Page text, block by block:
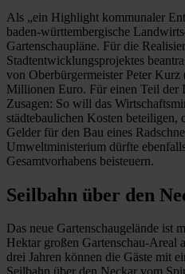
Als „ein Highlight kommunaler
baden-württembergische
Gartenschaupläne. Für die
Stadtentwicklungsprojektes
von Oberbürgermeister Peter
Millionen Euro. Für einen Teil der
Zusagen: So will das
städtebaulichen Kosten beteiligen,
Gelder für den Bau eines
Umweltministerium dürfte
Gesamtvorhabens beisteuern.
Seilbahn über den
Das neue Gartenschaugelände ist
Hektar großen Gartenschau-Areal
drei Jahren können die Gäste mit